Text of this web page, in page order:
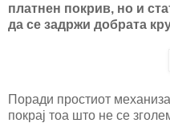
платнен покрив, но и
да се задржи добрата
Поради простиот
покрај тоа што не се